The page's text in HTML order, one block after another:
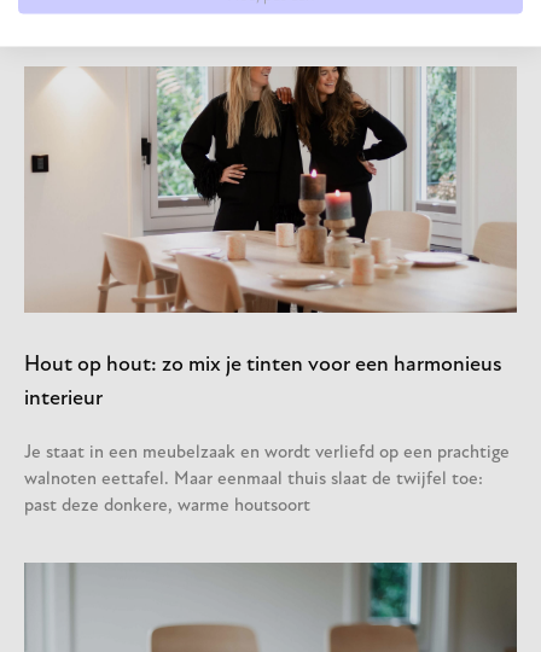
je de dag begint met een kop koffie, waar kinderen hun
Hout op hout: zo mix je tinten voor een harmonieus
interieur
Je staat in een meubelzaak en wordt verliefd op een prachtige
walnoten eettafel. Maar eenmaal thuis slaat de twijfel toe:
past deze donkere, warme houtsoort